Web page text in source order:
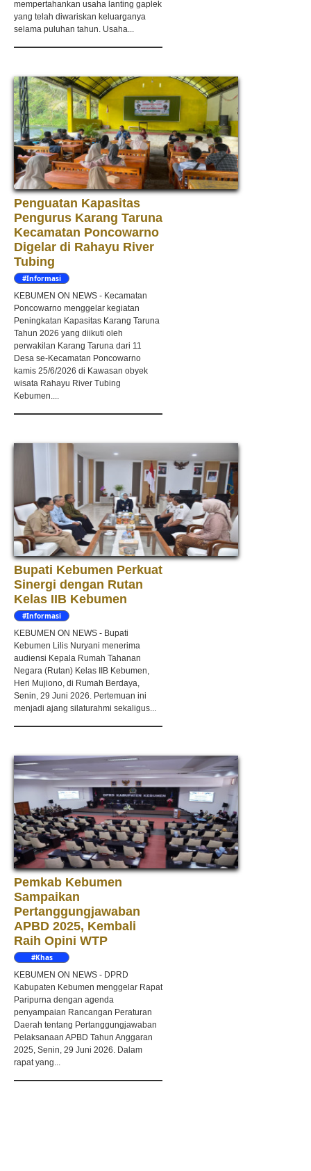
mempertahankan usaha lanting gaplek
yang telah diwariskan keluarganya
selama puluhan tahun. Usaha...
Penguatan Kapasitas
Pengurus Karang Taruna
Kecamatan Poncowarno
Digelar di Rahayu River
Tubing
#Informasi
KEBUMEN ON NEWS - Kecamatan
Poncowarno menggelar kegiatan
Peningkatan Kapasitas Karang Taruna
Tahun 2026 yang diikuti oleh
perwakilan Karang Taruna dari 11
Desa se-Kecamatan Poncowarno
kamis 25/6/2026 di Kawasan obyek
wisata Rahayu River Tubing
Kebumen....
Bupati Kebumen Perkuat
Sinergi dengan Rutan
Kelas IIB Kebumen
#Informasi
KEBUMEN ON NEWS - Bupati
Kebumen Lilis Nuryani menerima
audiensi Kepala Rumah Tahanan
Negara (Rutan) Kelas IIB Kebumen,
Heri Mujiono, di Rumah Berdaya,
Senin, 29 Juni 2026. Pertemuan ini
menjadi ajang silaturahmi sekaligus...
Pemkab Kebumen
Sampaikan
Pertanggungjawaban
APBD 2025, Kembali
Raih Opini WTP
#Khas
KEBUMEN ON NEWS - DPRD
Kabupaten Kebumen menggelar Rapat
Paripurna dengan agenda
penyampaian Rancangan Peraturan
Daerah tentang Pertanggungjawaban
Pelaksanaan APBD Tahun Anggaran
2025, Senin, 29 Juni 2026. Dalam
rapat yang...